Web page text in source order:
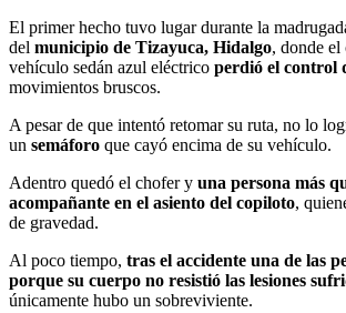
El primer hecho tuvo lugar durante la
del municipio de Tizayuca, Hidalgo, donde el
vehículo sedán azul eléctrico perdió el control
movimientos bruscos.
A pesar de que intentó retomar su ruta, no lo
un semáforo que cayó encima de su vehículo.
Adentro quedó el chofer y una persona más
acompañante en el asiento del copiloto,
de gravedad.
Al poco tiempo, tras el accidente una de las
porque su cuerpo no resistió las lesiones
únicamente hubo un sobreviviente.